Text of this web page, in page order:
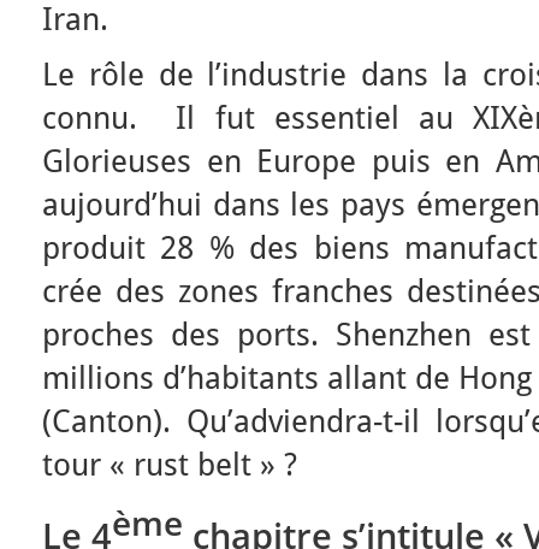
Iran.
Le rôle de l’industrie dans la
connu. Il fut essentiel au
Glorieuses en Europe puis en
aujourd’hui dans les pays
produit 28 % des biens
crée des zones franches
proches des ports. Shenzhen
millions d’habitants allant de Hong
(Canton). Qu’adviendra-t-il
tour « rust belt » ?
Le 4ème chapitre s’intitule «